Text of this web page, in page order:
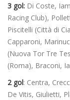
3 gol: Di Coste,
Racing Club),
Piscitelli (Città di
Capparoni,
(Nuova Tor Tre
(Roma), Braconi,
2 gol: Centra,
De Vitis, Giulietti,